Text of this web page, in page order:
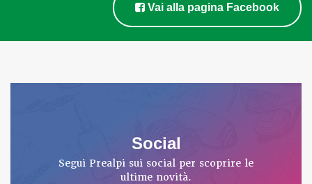
Vai alla pagina Facebook
Social
Segui Prealpi sui social per scoprire le
ultime novità.